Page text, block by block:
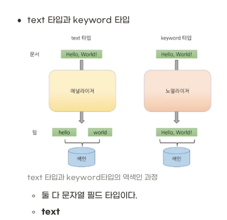
• text 타입과 keyword 타입
text 타입과 keyword타입의 역색인 과정
◦ 둘 다 문자열 필드 타입이다.
◦ text